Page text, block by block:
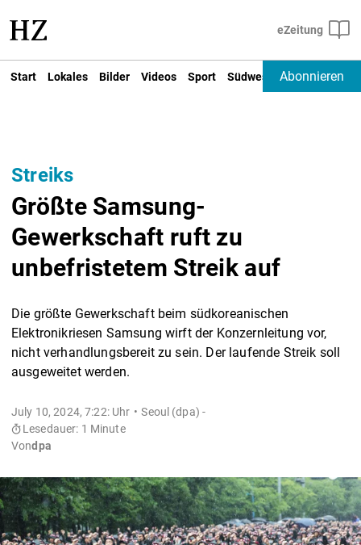
Start Lokales Bilder Videos Sport Südwest Deutschland
Abonnieren
Streiks
Größte Samsung-
Gewerkschaft ruft zu
unbefristetem Streik auf
Die größte Gewerkschaft beim südkoreanischen
Elektronikriesen Samsung wirft der Konzernleitung vor,
nicht verhandlungsbereit zu sein. Der laufende Streik soll
ausgeweitet werden.
July 10, 2024, 7:22: Uhr
Seoul (dpa) -
Lesedauer: 1 Minute
Vondpa